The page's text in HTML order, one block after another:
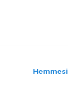
Hemmesi